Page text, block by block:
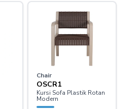
Chair
OSCR1
Kursi Sofa Plastik Rotan
Modern